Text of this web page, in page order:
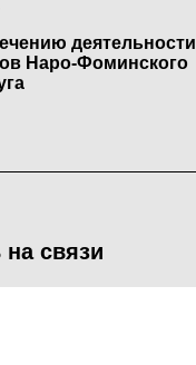
деятельности
Наро-Фоминского
на связи